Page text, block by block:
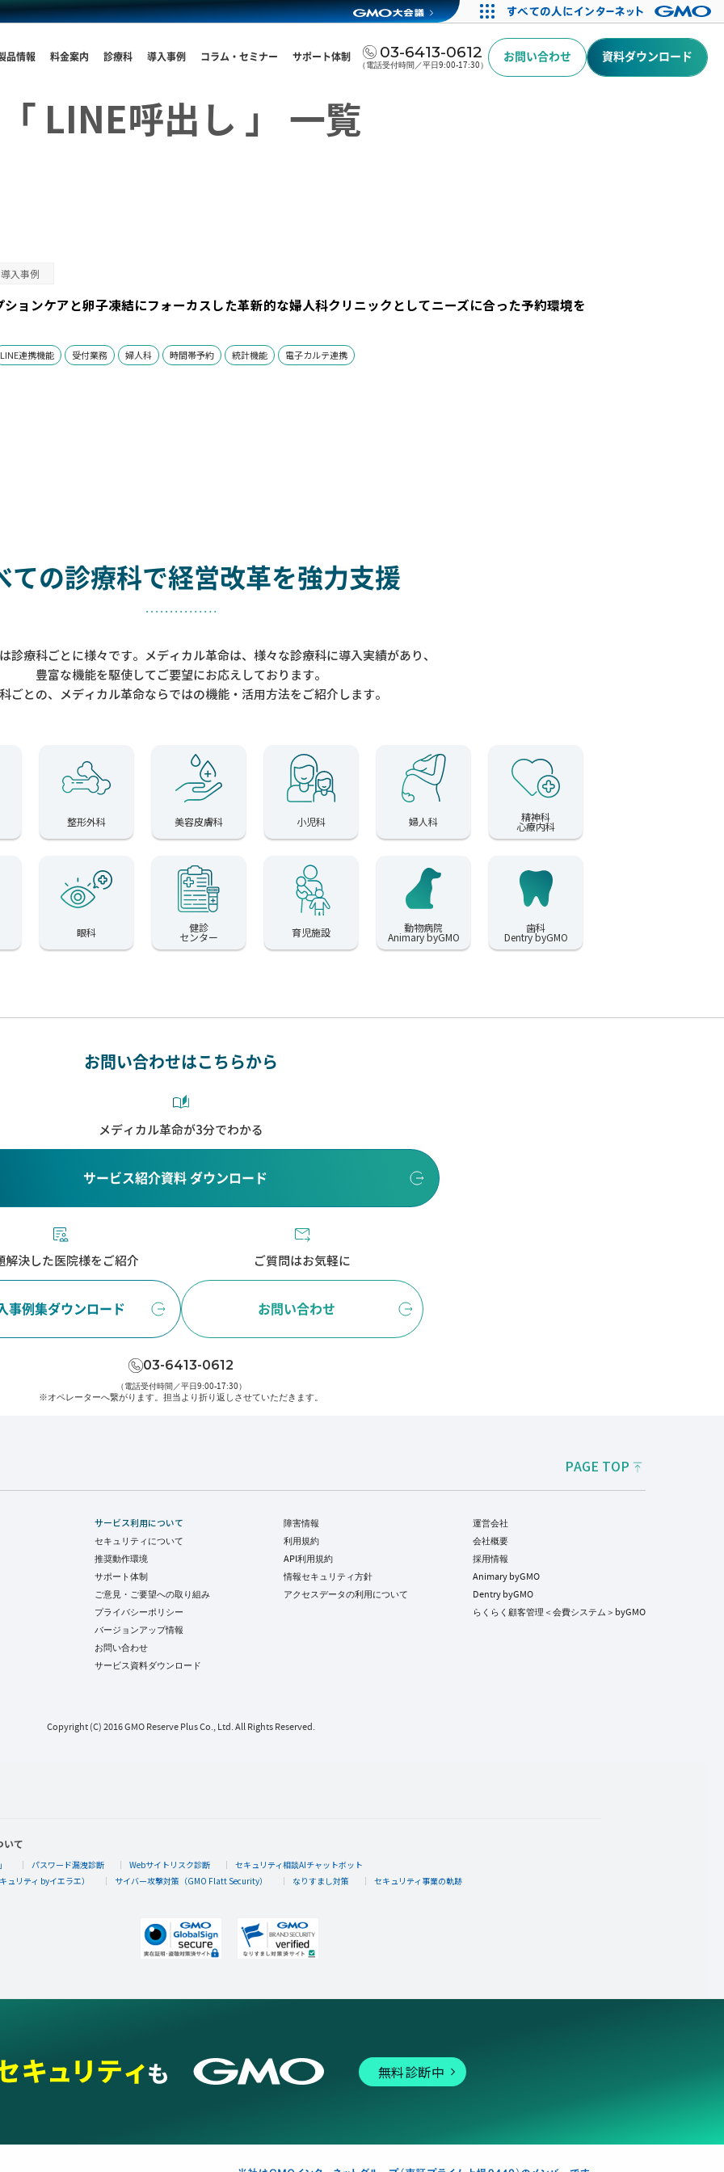
品情報 料金案内 診療科 導入事例 コラム・セミナー サポート体制 03-6413-0612
（電話受付時間／平日9:00-17:30）
お問い合わせ 資料ダウンロード
「 LINE呼出し 」 一覧
導入事例
ョンケアと卵子凍結にフォーカスした革新的な婦人科クリニックとしてニーズに合った予約環境を
LINE連携機能 受付業務 婦人科 時間帯予約 統計機能 電子カルテ連携
ての診療科で経営改革を強力支援
診療科ごとに様々です。メディカル革命は、様々な診療科に導入実績があり、
豊富な機能を駆使してご要望にお応えしております。
ごとの、メディカル革命ならではの機能・活用方法をご紹介します。
整形外科 美容皮膚科 小児科 婦人科 精神科
心療内科
眼科 健診
センター 育児施設 動物病院
Animary byGMO
歯科
Dentry byGMO
お問い合わせはこちらから
メディカル革命が3分でわかる
サービス紹介資料 ダウンロード
解決した医院様をご紹介
事例集ダウンロード
ご質問はお気軽に
お問い合わせ
03-6413-0612
（電話受付時間／平日9:00-17:30）
※オペレーターへ繋がります。 担当より折り返しさせていただきます。
PAGE TOP
サービス利用について
セキュリティについて
推奨動作環境
サポート体制
ご意見・ご要望への取り組み
プライバシーポリシー
バージョンアップ情報
お問い合わせ
サービス資料ダウンロード
障害情報
利用規約
API利用規約
情報セキュリティ方針
アクセスデータの利用について
運営会社
会社概要
採用情報
Animary byGMO
Dentry byGMO
らくらく顧客管理＜会費システム＞byGMO
Copyright (C) 2016 GMO Reserve Plus Co., Ltd. All Rights Reserved.
いて
パスワード漏洩診断 Webサイトリスク診断
セキュリティ相談AIチャットボット
リティ byイエラエ）
サイバー攻撃対策（GMO Flatt Security） なりすまし対策 セキュリティ事業の軌跡
無料診断中